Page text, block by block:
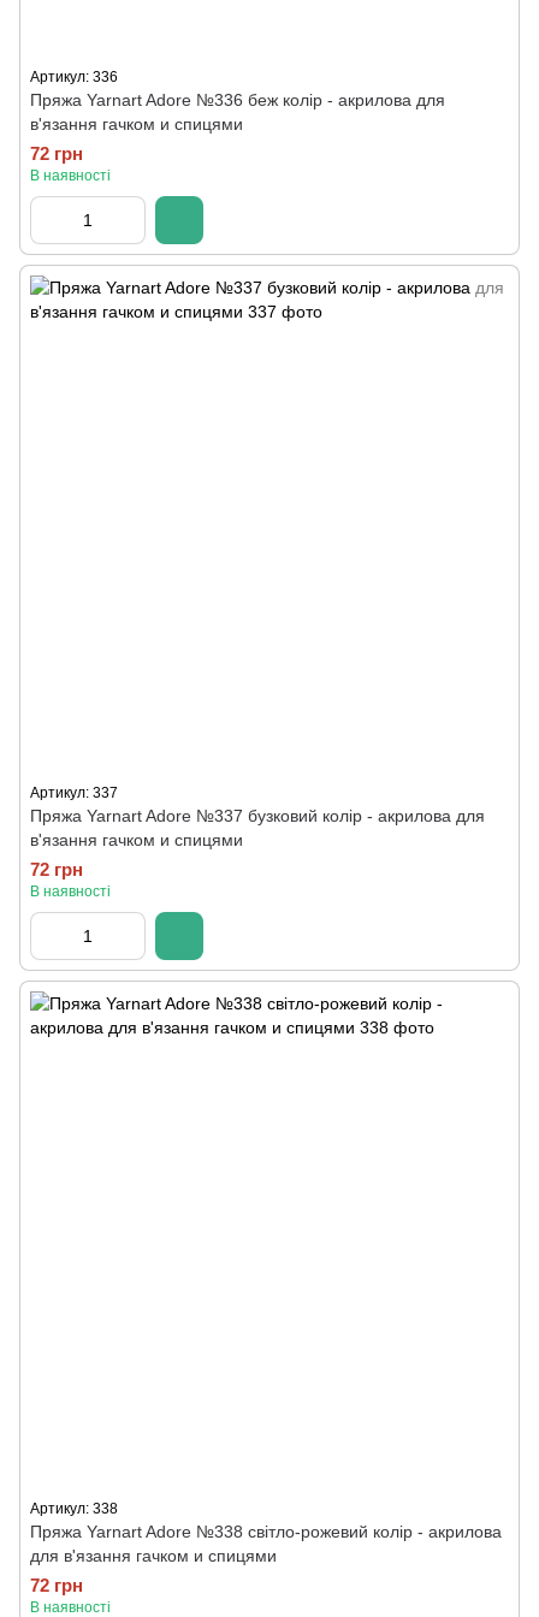
Артикул: 336
Пряжа Yarnart Adore №336 беж колір - акрилова для
в'язання гачком и спицями
72 грн
В наявності
Артикул: 337
Пряжа Yarnart Adore №337 бузковий колір - акрилова для
в'язання гачком и спицями
72 грн
В наявності
Артикул: 338
Пряжа Yarnart Adore №338 світло-рожевий колір - акрилова
для в'язання гачком и спицями
72 грн
В наявності